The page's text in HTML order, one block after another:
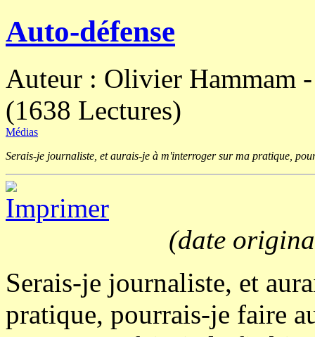
Auto-défense
Auteur : Olivier Hammam
(1638 Lectures)
Médias
Serais-je journaliste, et aurais-je à m'interroger sur ma pratique,
(date
Serais-je journaliste, et
pratique, pourrais-je faire